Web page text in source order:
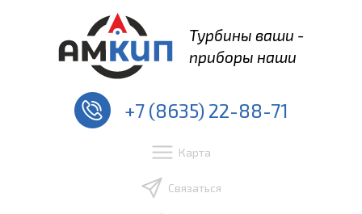
Турбины ваши -
приборы наши
+7 (8635) 22-88-71
Карта
Связаться